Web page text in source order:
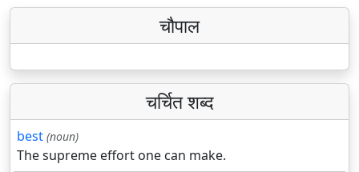
चौपाल
चर्चित शब्द
best (noun)
The supreme effort one can make.